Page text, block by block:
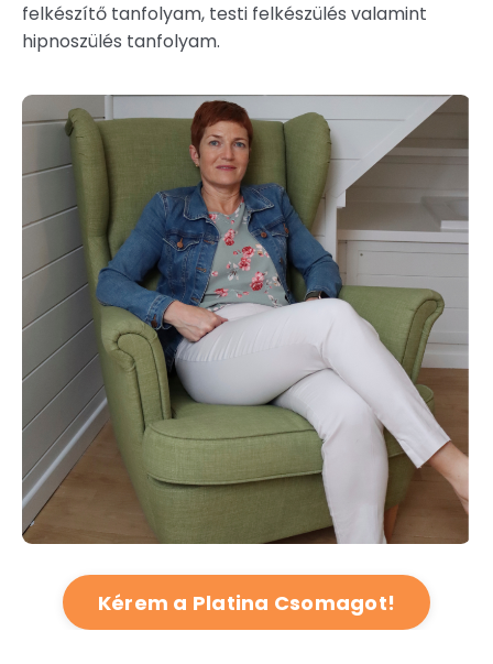
felkészítő tanfolyam, testi felkészülés valamint
hipnoszülés tanfolyam.
Kérem a Platina Csomagot!